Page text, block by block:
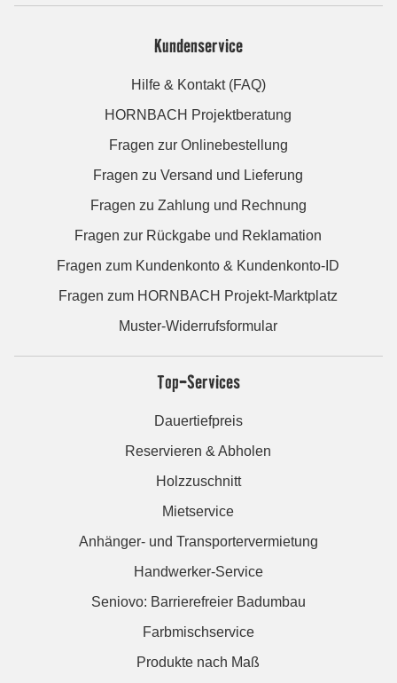
Kundenservice
Hilfe & Kontakt (FAQ)
HORNBACH Projektberatung
Fragen zur Onlinebestellung
Fragen zu Versand und Lieferung
Fragen zu Zahlung und Rechnung
Fragen zur Rückgabe und Reklamation
Fragen zum Kundenkonto & Kundenkonto-ID
Fragen zum HORNBACH Projekt-Marktplatz
Muster-Widerrufsformular
Top-Services
Dauertiefpreis
Reservieren & Abholen
Holzzuschnitt
Mietservice
Anhänger- und Transportervermietung
Handwerker-Service
Seniovo: Barrierefreier Badumbau
Farbmischservice
Produkte nach Maß